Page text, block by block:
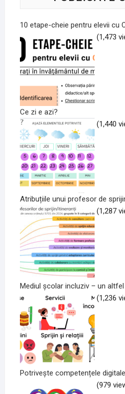
10 etape-cheie pentru elevii cu
(1,473
Ce zi e azi?
(1,440
Atribuțiile unui profesor de
(1,287
Mediul școlar incluziv – un
(1,236
Potrivește competențele
(979